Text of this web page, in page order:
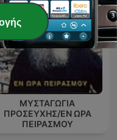
ΜΥΣΤΑΓΩΓΙΑ
ΠΡΟΣΕΥΧΗΣ/ΕΝ ΩΡΑ
ΠΕΙΡΑΣΜΟΥ